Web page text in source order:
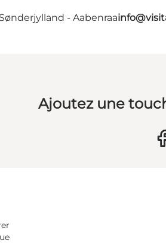
- Aabenraa
Ajoutez une